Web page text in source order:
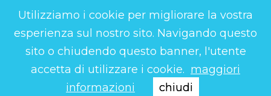
Utilizziamo i cookie per migliorare la vostra
esperienza sul nostro sito. Navigando questo
sito o chiudendo questo banner, l'utente
accetta di utilizzare i cookie. maggiori
informazioni
chiudi